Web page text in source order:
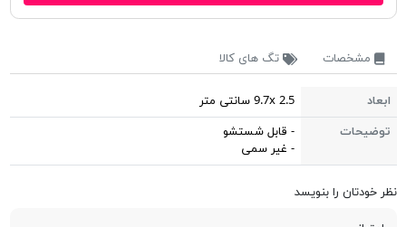
مشخصات تگ های کالا
ابعاد
9.7x 2.5 سانتی متر
توضیحات
- قابل شستشو
- غیر سمی
نظر خودتان را بنویسد